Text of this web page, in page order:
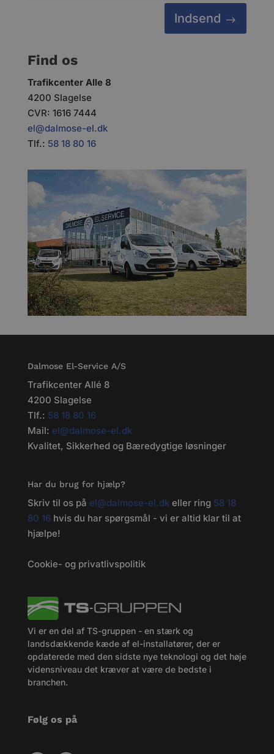
Indsend
Find os
Trafikcenter Alle 8
4200 Slagelse
CVR: 1616 7444
el@dalmose-el.dk
Tlf.: 58 18 80 16
Dalmose El-Service A/S
Trafikcenter Allé 8
4200 Slagelse
Tlf.: 58 18 80 16
Mail: el@dalmose-el.dk
Kvalitet, Sikkerhed og Bæredygtige løsninger
Har du brug for hjælp?
Skriv til os på el@dalmose-el.dk eller ring 58 18
80 16hvis du har spørgsmål - vi er altid klar til at
hjælpe!
Cookie- og privatlivspolitik
Vi er en del af TS-gruppen - en stærk og
landsdækkende kæde af el-installatører, der er
opdaterede med den sidste nye teknologi og det høje
vidensniveau det kræver at være de bedste i
branchen.
Følg os på